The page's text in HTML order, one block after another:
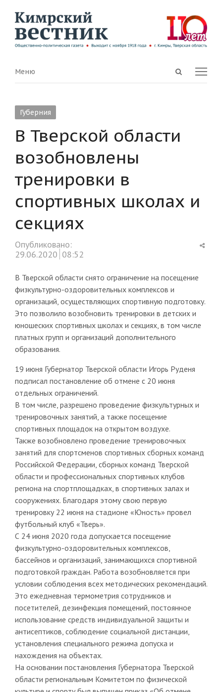
Open
Menu
Меню
Губерния
В Тверской области
возобновлены
тренировки в
спортивных школах и
секциях
Опубликовано:
29.06.2020 08:52
В Тверской области снято ограничение на посещение
физкультурно-оздоровительных комплексов и
организаций, осуществляющих спортивную подготовку.
Это позволило возобновить тренировки в детских и
юношеских спортивных школах и секциях, в том числе
платных групп и организаций дополнительного
образования.
19 июня Губернатор Тверской области Игорь Руденя
подписал постановление об отмене с 20 июня
отдельных ограничений.
В том числе, разрешено проведение физкультурных и
тренировочных занятий, а также посещение
спортивных площадок на открытом воздухе.
Также возобновлено проведение тренировочных
занятий для спортсменов спортивных сборных команд
Российской Федерации, сборных команд Тверской
области и профессиональных спортивных клубов
региона на спортплощадках, в спортивных залах и
сооружениях. Благодаря этому свою первую
тренировку 22 июня на стадионе «Юность» провел
футбольный клуб «Тверь».
С 24 июня 2020 года допускается посещение
физкультурно-оздоровительных комплексов,
бассейнов и организаций, занимающихся спортивной
подготовкой граждан. Работа возобновляется при
условии соблюдения всех методических рекомендаций.
Это ежедневная термометрия сотрудников и
посетителей, дезинфекция помещений, постоянное
использование средств индивидуальной защиты и
антисептиков, соблюдение социальной дистанции,
установления специального режима допуска и
нахождения на объектах.
На основании постановления Губернатора Тверской
области региональным Комитетом по физической